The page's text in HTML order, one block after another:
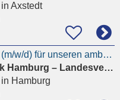
in Axstedt
Pflegedienstleitung (m/w/d) für unseren ambulanten Dienst am Standort Hamburg-Horn - mit
Diakonisches Werk Hamburg – Landesverband der Inneren Mission e. V.
in Hamburg